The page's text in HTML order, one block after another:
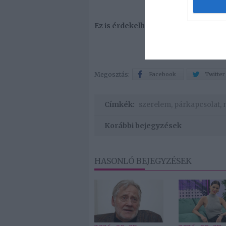
Ez is érdekelhet! -
Megosztás: Facebook Twitter
Címkék: szerelem párkapcsolat
Korábbi bejegyzések
HASONLÓ BEJEGYZÉSEK